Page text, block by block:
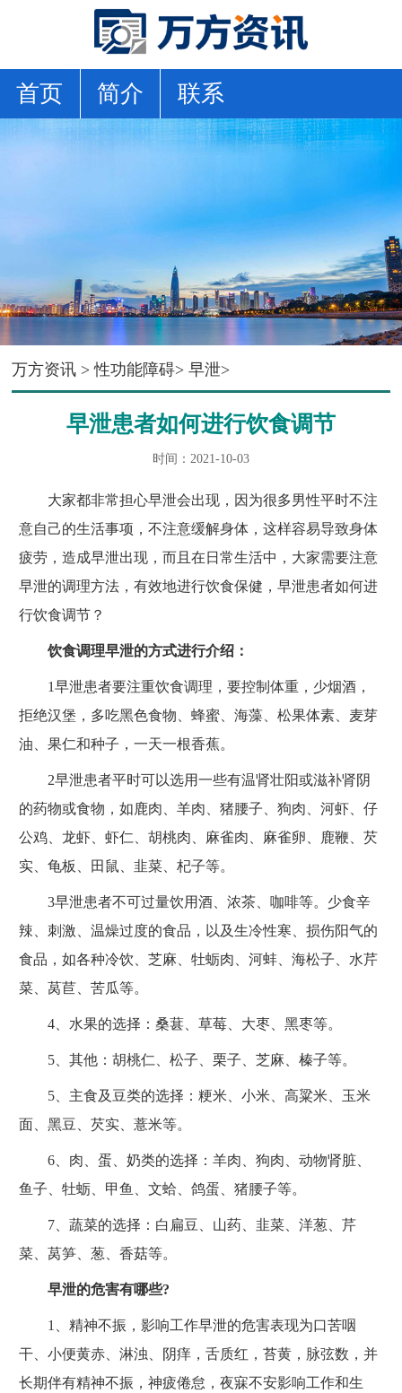
首页 简介 联系
万方资讯 >性功能障碍>早泄>
早泄患者如何进行饮食调节
时间：2021-10-03
大家都非常担心早泄会出现，因为很多男性平时不注
意自己的生活事项，不注意缓解身体，这样容易导致身体
疲劳，造成早泄出现，而且在日常生活中，大家需要注意
早泄的调理方法，有效地进行饮食保健，早泄患者如何进
行饮食调节？
饮食调理早泄的方式进行介绍：
1早泄患者要注重饮食调理，要控制体重，少烟酒，
拒绝汉堡，多吃黑色食物、蜂蜜、海藻、松果体素、麦芽
油、果仁和种子，一天一根香蕉。
2早泄患者平时可以选用一些有温肾壮阳或滋补肾阴
的药物或食物，如鹿肉、羊肉、猪腰子、狗肉、河虾、仔
公鸡、龙虾、虾仁、胡桃肉、麻雀肉、麻雀卵、鹿鞭、芡
实、龟板、田鼠、韭菜、杞子等。
3早泄患者不可过量饮用酒、浓茶、咖啡等。少食辛
辣、刺激、温燥过度的食品，以及生冷性寒、损伤阳气的
食品，如各种冷饮、芝麻、牡蛎肉、河蚌、海松子、水芹
菜、莴苣、苦瓜等。
4、水果的选择：桑葚、草莓、大枣、黑枣等。
5、其他：胡桃仁、松子、栗子、芝麻、榛子等。
5、主食及豆类的选择：粳米、小米、高粱米、玉米
面、黑豆、芡实、薏米等。
6、肉、蛋、奶类的选择：羊肉、狗肉、动物肾脏、
鱼子、牡蛎、甲鱼、文蛤、鸽蛋、猪腰子等。
7、蔬菜的选择：白扁豆、山药、韭菜、洋葱、芹
菜、莴笋、葱、香菇等。
早泄的危害有哪些?
1、精神不振，影响工作早泄的危害表现为口苦咽
干、小便黄赤、淋浊、阴痒，舌质红，苔黄，脉弦数，并
长期伴有精神不振，神疲倦怠，夜寐不安影响工作和生